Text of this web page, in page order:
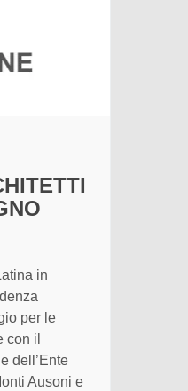
in
per le
con il
dell’Ente
Ausoni e